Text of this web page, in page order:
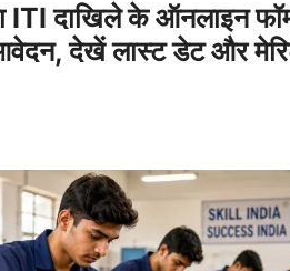
दाखिले के ऑनलाइन
देखें लास्ट डेट और